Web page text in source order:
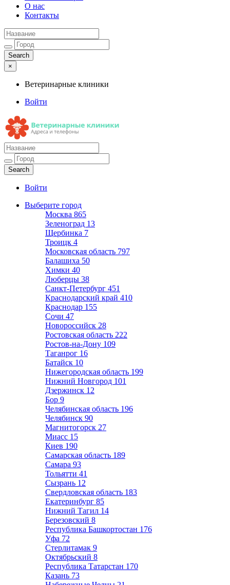
О нас
Контакты
×
Ветеринарные клиники
Войти
Ветеринарные клиники
Адреса и телефоны
Войти
Выберите город
Москва 865
Зеленоград 13
Щербинка 7
Троицк 4
Московская область 797
Балашиха 50
Химки 40
Люберцы 38
Санкт-Петербург 451
Краснодарский край 410
Краснодар 155
Сочи 47
Новороссийск 28
Ростовская область 222
Ростов-на-Дону 109
Таганрог 16
Батайск 10
Нижегородская область 199
Нижний Новгород 101
Дзержинск 12
Бор 9
Челябинская область 196
Челябинск 90
Магнитогорск 27
Миасс 15
Киев 190
Самарская область 189
Самара 93
Тольятти 41
Сызрань 12
Свердловская область 183
Екатеринбург 85
Нижний Тагил 14
Березовский 8
Республика Башкортостан 176
Уфа 72
Стерлитамак 9
Октябрьский 8
Республика Татарстан 170
Казань 73